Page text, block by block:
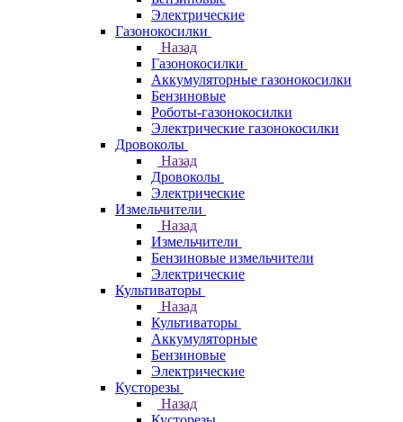
Электрические
Газонокосилки
Назад
Газонокосилки
Аккумуляторные газонокосилки
Бензиновые
Роботы-газонокосилки
Электрические газонокосилки
Дровоколы
Назад
Дровоколы
Электрические
Измельчители
Назад
Измельчители
Бензиновые измельчители
Электрические
Культиваторы
Назад
Культиваторы
Аккумуляторные
Бензиновые
Электрические
Кусторезы
Назад